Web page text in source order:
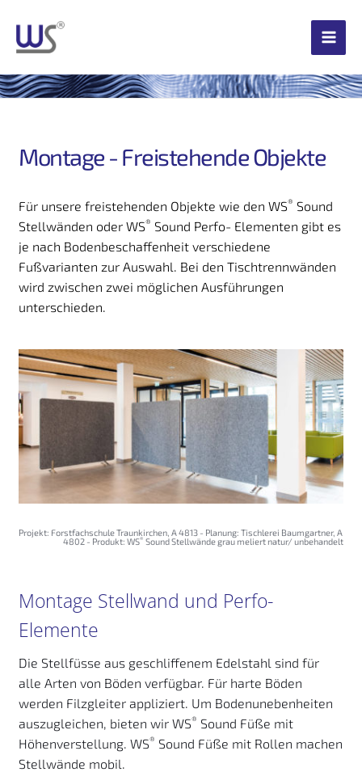
Inhalt
springen
Montage - Freistehende Objekte
Für unsere freistehenden Objekte wie den WS® Sound
Stellwänden oder WS® Sound Perfo- Elementen gibt es
je nach Bodenbeschaffenheit verschiedene
Fußvarianten zur Auswahl. Bei den Tischtrennwänden
wird zwischen zwei möglichen Ausführungen
unterschieden.
Projekt: Forstfachschule Traunkirchen, A 4813 - Planung: Tischlerei Baumgartner, A
4802 - Produkt: WS® Sound Stellwände grau meliert natur/ unbehandelt
Montage Stellwand und Perfo-
Elemente
Die Stellfüsse aus geschliffenem Edelstahl sind für
alle Arten von Böden verfügbar. Für harte Böden
werden Filzgleiter appliziert. Um Bodenunebenheiten
auszugleichen, bieten wir WS® Sound Füße mit
Höhenverstellung. WS® Sound Füße mit Rollen machen
Stellwände mobil.